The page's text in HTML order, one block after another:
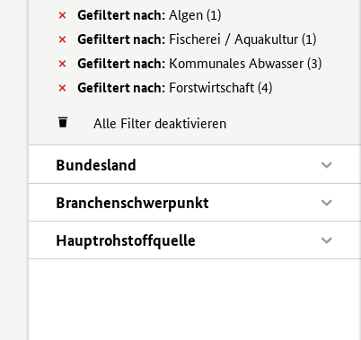
Gefiltert nach: Algen (1)
Gefiltert nach: Fischerei / Aquakultur (1)
Gefiltert nach: Kommunales Abwasser (3)
Gefiltert nach: Forstwirtschaft (4)
Alle Filter deaktivieren
Bundesland
Branchenschwerpunkt
Hauptrohstoffquelle